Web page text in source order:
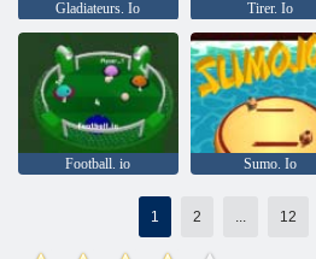
Gladiateurs. Io Tirer. Io
Football. io Sumo. Io
1 2 12